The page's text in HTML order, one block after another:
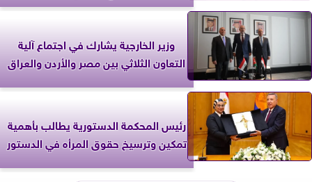
وزير الخارجية يشارك في اجتماع آلية
التعاون الثلاثي بين مصر والأردن والعراق
رئيس المحكمة الدستورية يطالب بأهمية
تمكين وترسيخ حقوق المرأه في الدستور